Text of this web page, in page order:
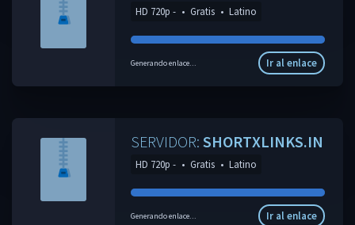
HD 720p - • Gratis • Latino
Generando enlace... Ir al enlace
SERVIDOR: SHORTXLINKS.IN
HD 720p - • Gratis • Latino
Generando enlace... Ir al enlace